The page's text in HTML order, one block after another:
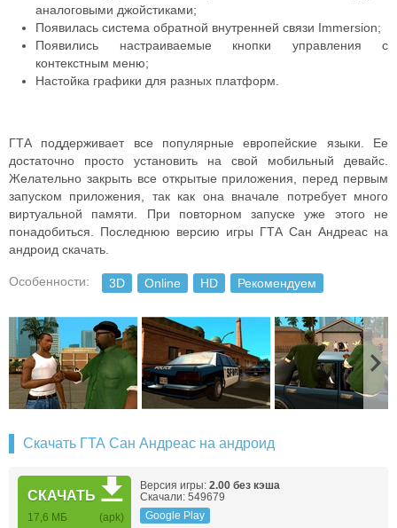
аналоговыми джойстиками;
Появилась система обратной внутренней связи Immersion;
Появились настраиваемые кнопки управления с
контекстным меню;
Настойка графики для разных платформ.
ГТА поддерживает все популярные европейские языки. Ее
достаточно просто установить на свой мобильный девайс.
Желательно закрыть все открытые приложения, перед первым
запуском приложения, так как она вначале потребует много
виртуальной памяти. При повторном запуске уже этого не
понадобиться. Последнюю версию игры ГТА Сан Андреас на
андроид скачать.
Особенности: 3D Online HD Рекомендуем
Скачать ГТА Сан Андреас на андроид
СКАЧАТЬ
17,6 MБ (apk)
Версия игры: 2.00 без кэша
Скачали: 549679
Google Play